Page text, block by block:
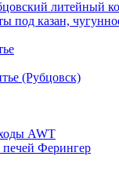
литейный
под казан,
(Рубцовск)
AWT
Ферингер